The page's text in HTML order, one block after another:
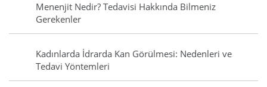
Menenjit Nedir? Tedavisi Hakkında Bilmeniz
Gerekenler
Kadınlarda İdrarda Kan Görülmesi: Nedenleri ve
Tedavi Yöntemleri